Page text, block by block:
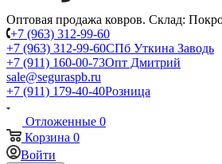
Оптовая продажа ковров. Склад:
+7 (963) 312-99-60
+7 (963) 312-99-60СПб Уткина Заводь
+7 (911) 160-00-73Опт Дмитрий
sale@seguraspb.ru
+7 (911) 179-40-40Розница
Отложенные 0
Корзина 0
Войти